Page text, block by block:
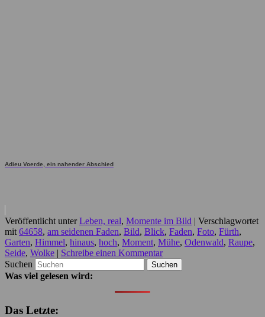
Adieu Voerde, ein nahender Abschied
Veröffentlicht unter Leben, real, Momente im Bild | Verschlagwortet
mit 64658, am seidenen Faden, Bild, Blick, Faden, Foto, Fürth,
Garten, Himmel, hinaus, hoch, Moment, Mühe, Odenwald, Raupe,
Seide, Wolke | Schreibe einen Kommentar
Suchen
Was viel gelesen wird:
Das Letzte: